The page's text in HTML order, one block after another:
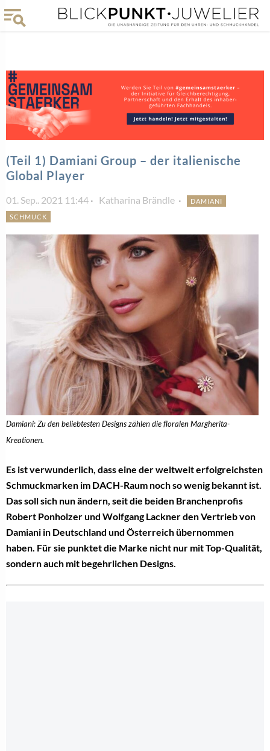
(Teil 1) Damiani Group – der italienische
Global Player
01. Sep.. 2021 11:44 Katharina Brändle
DAMIANI
SCHMUCK
Damiani: Zu den beliebtesten Designs zählen die floralen Margherita-
Kreationen.
Es ist verwunderlich, dass eine der weltweit erfolgreichsten
Schmuckmarken im DACH-Raum noch so wenig bekannt ist.
Das soll sich nun ändern, seit die beiden Branchenprofis
Robert Ponholzer und Wolfgang Lackner den Vertrieb von
Damiani in Deutschland und Österreich übernommen
haben. Für sie punktet die Marke nicht nur mit Top-Qualität,
sondern auch mit begehrlichen Designs.